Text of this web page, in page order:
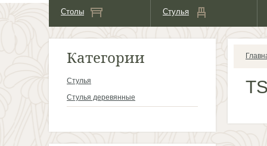
Столы Стулья
Категории
Стулья
Стулья деревянные